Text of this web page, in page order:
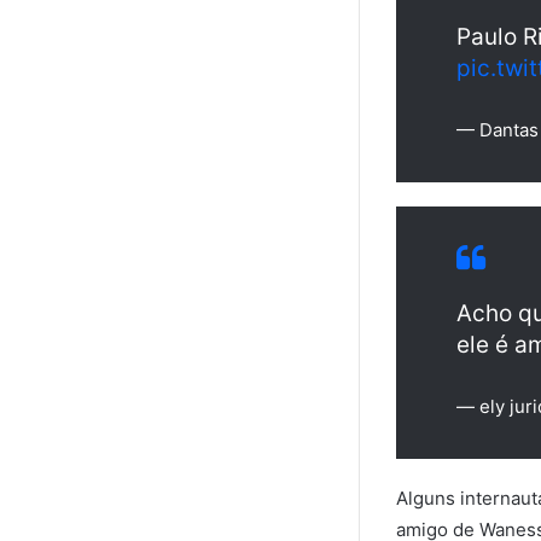
Paulo
— Dantas
Acho
ele é
— ely
Alguns
amigo de